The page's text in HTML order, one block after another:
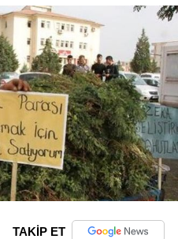
TAKİP ET